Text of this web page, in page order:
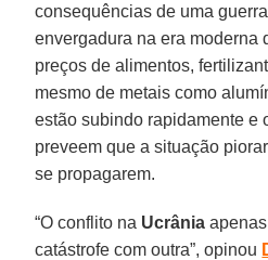
consequências de uma
envergadura na era moderna
preços de alimentos,
mesmo de metais como
estão subindo rapidamente e
preveem que a situação
se propagarem.
“O conflito na Ucrânia
catástrofe com outra”, opinou